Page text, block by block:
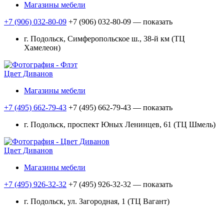
Магазины мебели
+7 (906) 032-80-09 +7 (906) 032-80-09 — показать
г. Подольск, Симферопольское ш., 38-й км (ТЦ
Хамелеон)
Цвет Диванов
Магазины мебели
+7 (495) 662-79-43 +7 (495) 662-79-43 — показать
г. Подольск, проспект Юных Ленинцев, 61 (ТЦ Шмель)
Цвет Диванов
Магазины мебели
+7 (495) 926-32-32 +7 (495) 926-32-32 — показать
г. Подольск, ул. Загородная, 1 (ТЦ Вагант)